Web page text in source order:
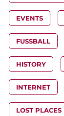
EVENTS
FUSSBALL
HISTORY
INTERNET
LOST PLACES